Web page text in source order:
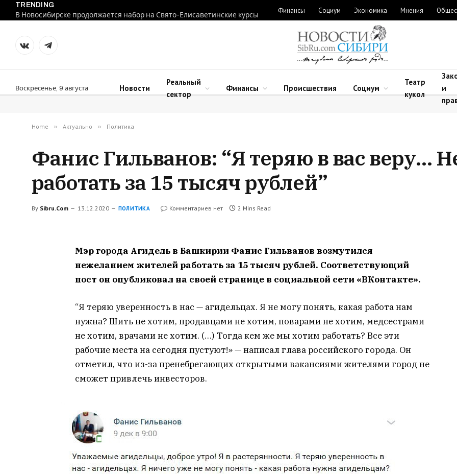
TRENDING
В Новосибирске продолжается набор на Свято-Елисаветинские курсы
Финансы Социум Экономика Мнения
VKontakteTelegram
Воскресенье, 9 августа Новости
Реальный
сектор
Финансы Происшествия Социум
Театр
кукол
и
Home » Актуально » Политика
Фанис Гильванов: “Я теряю в вас веру…
работать за 15 тысяч рублей”
By Sibru.Com 13.12.2020 ПОЛИТИКА Комментариев нет 2 Mins Read
Мэр города Агидель в Башкирии Фанис Гильванов возмутился
нежеланием жителей работать за 15 тысяч рублей. Соответствующий
пост он опубликовал на своей странице в социальной сети «ВКонтакте».
“Я теряю уверенность в нас — агидельцах. Я не могу понять, какая работа нам
нужна? Шить не хотим, продавцами не хотим, поварами не хотим, медсестрами
не хотим, врачами не хотим. (…) Тогда кем же мы хотим работать? Все эти
рабочие места на сегодня пустуют!» — написал глава российского города. Он
отметил, что из-за пренебрегающих открытыми вакансиями жителями город не
сможет привлечь инвесторов.